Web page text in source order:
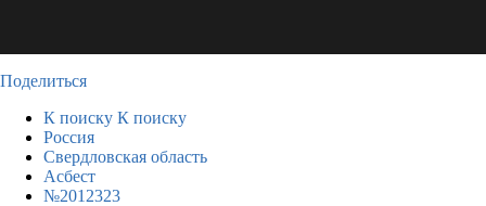
Поделиться
К поиску К поиску
Россия
Свердловская область
Асбест
№2012323